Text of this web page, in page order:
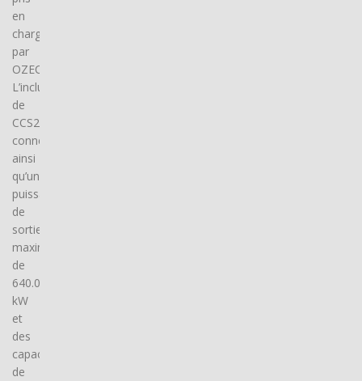
en
charge
par
OZECAR.
L’inclusion
de
CCS2
connector(s),
ainsi
qu’une
puissance
de
sortie
maximale
de
640.0
kW
et
des
capacités
de